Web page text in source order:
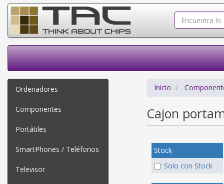
Ordenadores
Componentes
Portátiles
SmartPhones / Teléfonos
Televisor
Inicio
Cajon
Stock
Solo con Stock